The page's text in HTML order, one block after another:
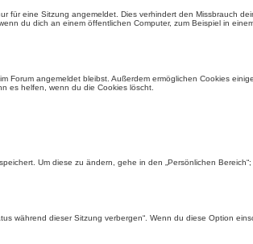
für eine Sitzung angemeldet. Dies verhindert den Missbrauch
du dich an einem öffentlichen Computer, zum Beispiel in
Forum angemeldet bleibst. Außerdem ermöglichen Cookies
es helfen, wenn du die Cookies löscht.
Um diese zu ändern, gehe in den „Persönlichen
während dieser Sitzung verbergen“. Wenn du diese Option